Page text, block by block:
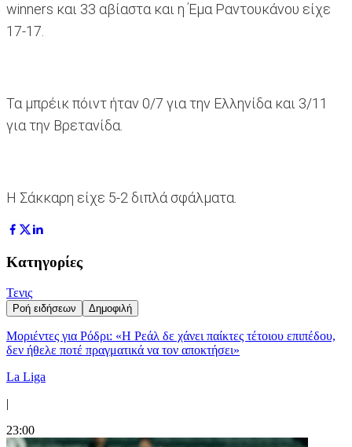
winners και 33 αβίαστα και η Έμα Ραντουκάνου είχε
17-17.
Τα μπρέικ πόιντ ήταν 0/7 για την Ελληνίδα και 3/11
για την Βρετανίδα.
Η Σάκκαρη είχε 5-2 διπλά σφάλματα.
Κατηγορίες
Τενις
Ροή ειδήσεων Δημοφιλή
Μοριέντες για Ρόδρι: «Η Ρεάλ δε χάνει παίκτες τέτοιου επιπέδου,
δεν ήθελε ποτέ πραγματικά να τον αποκτήσει»
La Liga
|
23:00